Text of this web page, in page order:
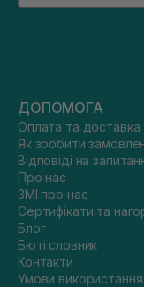
ДОПОМОГА
Оплата та доставка
Як зробити
Відповіді на
Про нас
ЗМІ про нас
Сертифікати та
Блог
Бюті словник
Контакти
Умови